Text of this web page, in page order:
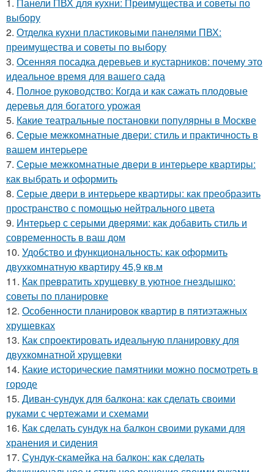
выбору
2. Отделка кухни пластиковыми панелями ПВХ:
преимущества и советы по выбору
3. Осенняя посадка деревьев и кустарников: почему это
идеальное время для вашего сада
4. Полное руководство: Когда и как сажать плодовые
деревья для богатого урожая
5. Какие театральные постановки популярны в Москве
6. Серые межкомнатные двери: стиль и практичность в
вашем интерьере
7. Серые межкомнатные двери в интерьере квартиры:
как выбрать и оформить
8. Серые двери в интерьере квартиры: как преобразить
пространство с помощью нейтрального цвета
9. Интерьер с серыми дверями: как добавить стиль и
современность в ваш дом
10. Удобство и функциональность: как оформить
двухкомнатную квартиру 45,9 кв.м
11. Как превратить хрущевку в уютное гнездышко:
советы по планировке
12. Особенности планировок квартир в пятиэтажных
хрущевках
13. Как спроектировать идеальную планировку для
двухкомнатной хрущевки
14. Какие исторические памятники можно посмотреть в
городе
15. Диван-сундук для балкона: как сделать своими
руками с чертежами и схемами
16. Как сделать сундук на балкон своими руками для
хранения и сидения
17. Сундук-скамейка на балкон: как сделать